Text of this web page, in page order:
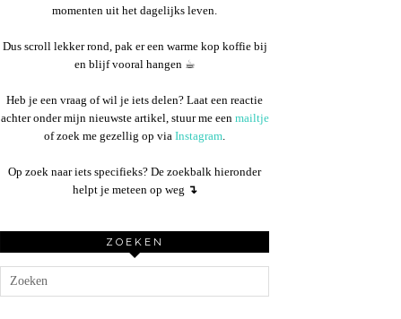
momenten uit het dagelijks leven.
Dus scroll lekker rond, pak er een warme kop koffie bij
en blijf vooral hangen ☕︎
Heb je een vraag of wil je iets delen? Laat een reactie
achter onder mijn nieuwste artikel, stuur me een mailtje
of zoek me gezellig op via Instagram.
Op zoek naar iets specifieks? De zoekbalk hieronder
helpt je meteen op weg ↴
ZOEKEN